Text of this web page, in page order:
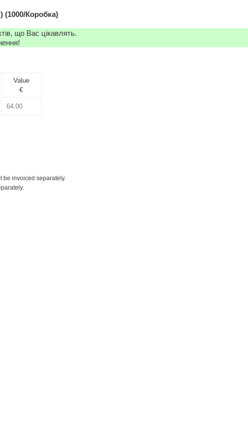
(1000/Коробка)
що Вас цікавлять.
Value
€
be invoiced separately.